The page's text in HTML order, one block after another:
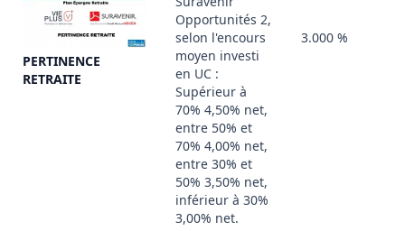
PERTINENCE
RETRAITE
Opportunités 2,
selon l'encours
moyen investi
en UC :
Supérieur à
70% 4,50% net,
entre 50% et
70% 4,00% net,
entre 30% et
50% 3,50% net,
inférieur à 30%
3,00% net.
3.000 %